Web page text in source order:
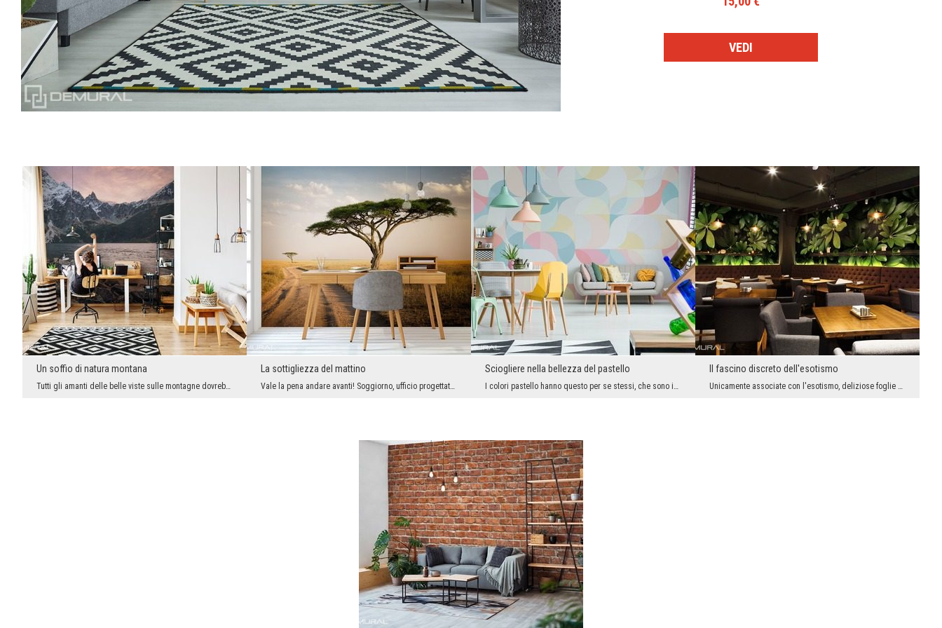
VEDI
Un soffio di natura montana
Tutti gli amanti delle belle viste sulle montagne dovrebbero pensare di realizzare da soli questa...
La sottigliezza del mattino
Vale la pena andare avanti! Soggiorno, ufficio progettato per il lavoro, camera da letto - in que...
Sciogliere nella bellezza del pastello
I colori pastello hanno questo per se stessi, che sono in grado di portare all'interno un sacco d...
Il fascino discreto dell'esotismo
Unicamente associate con l'esotismo, deliziose foglie verdi - qualcuno può immaginare una decoraz...